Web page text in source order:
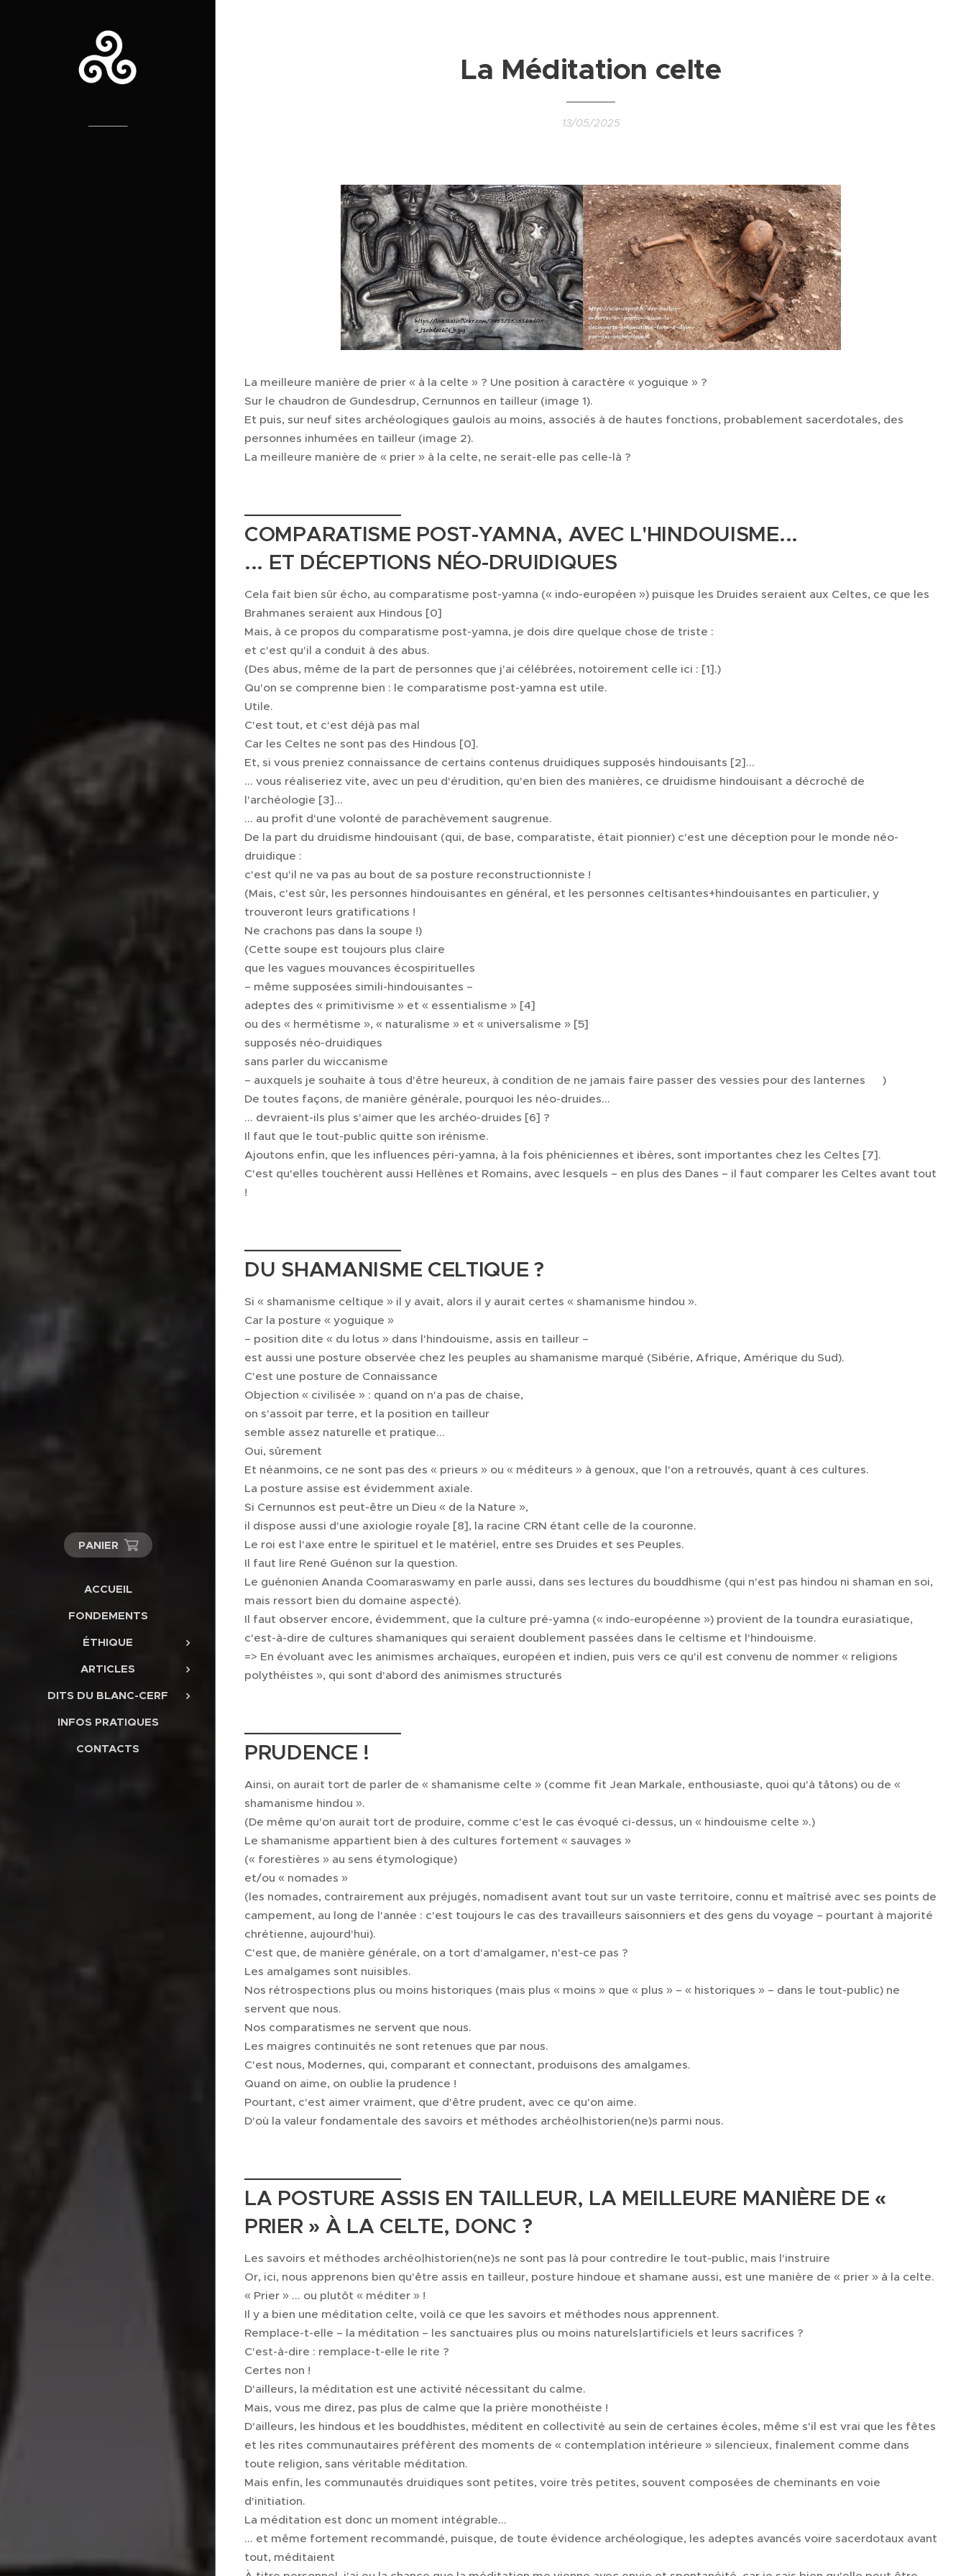
PANIER
ACCUEIL
FONDEMENTS
ÉTHIQUE
ARTICLES
DITS DU BLANC-CERF
INFOS PRATIQUES
CONTACTS
La Méditation celte
13/05/2025
La meilleure manière de prier « à la celte » ? Une position à caractère « yoguique » ?
Sur le chaudron de Gundesdrup, Cernunnos en tailleur (image 1).
Et puis, sur neuf sites archéologiques gaulois au moins, associés à de hautes fonctions, probablement sacerdotales, des
personnes inhumées en tailleur (image 2).
La meilleure manière de « prier » à la celte, ne serait-elle pas celle-là ?
COMPARATISME POST-YAMNA, AVEC L'HINDOUISME...
... ET DÉCEPTIONS NÉO-DRUIDIQUES
Cela fait bien sûr écho, au comparatisme post-yamna (« indo-européen ») puisque les Druides seraient aux Celtes, ce que les
Brahmanes seraient aux Hindous [0] 😃
Mais, à ce propos du comparatisme post-yamna, je dois dire quelque chose de triste :
et c'est qu'il a conduit à des abus.
(Des abus, même de la part de personnes que j'ai célébrées, notoirement celle ici : [1].)
Qu'on se comprenne bien : le comparatisme post-yamna est utile.
Utile.
C'est tout, et c'est déjà pas mal 😊
Car les Celtes ne sont pas des Hindous [0].
Et, si vous preniez connaissance de certains contenus druidiques supposés hindouisants [2]...
... vous réaliseriez vite, avec un peu d'érudition, qu'en bien des manières, ce druidisme hindouisant a décroché de
l'archéologie [3]...
... au profit d'une volonté de parachèvement saugrenue.
De la part du druidisme hindouisant (qui, de base, comparatiste, était pionnier) c'est une déception pour le monde néo-
druidique :
c'est qu'il ne va pas au bout de sa posture reconstructionniste !
(Mais, c'est sûr, les personnes hindouisantes en général, et les personnes celtisantes+hindouisantes en particulier, y
trouveront leurs gratifications !
Ne crachons pas dans la soupe !)
(Cette soupe est toujours plus claire 😊
que les vagues mouvances écospirituelles
– même supposées simili-hindouisantes –
adeptes des « primitivisme » et « essentialisme » [4]
ou des « hermétisme », « naturalisme » et « universalisme » [5]
supposés néo-druidiques
sans parler du wiccanisme
– auxquels je souhaite à tous d'être heureux, à condition de ne jamais faire passer des vessies pour des lanternes 😉)
De toutes façons, de manière générale, pourquoi les néo-druides...
... devraient-ils plus s'aimer que les archéo-druides [6] ?
Il faut que le tout-public quitte son irénisme.
Ajoutons enfin, que les influences péri-yamna, à la fois phéniciennes et ibères, sont importantes chez les Celtes [7].
C'est qu'elles touchèrent aussi Hellènes et Romains, avec lesquels – en plus des Danes – il faut comparer les Celtes avant tout
! 😁
DU SHAMANISME CELTIQUE ?
Si « shamanisme celtique » il y avait, alors il y aurait certes « shamanisme hindou ».
Car la posture « yoguique »
– position dite « du lotus » dans l'hindouisme, assis en tailleur –
est aussi une posture observée chez les peuples au shamanisme marqué (Sibérie, Afrique, Amérique du Sud).
C'est une posture de Connaissance 🤯
Objection « civilisée » : quand on n'a pas de chaise,
on s'assoit par terre, et la position en tailleur
semble assez naturelle et pratique...
Oui, sûrement 🥳
Et néanmoins, ce ne sont pas des « prieurs » ou « méditeurs » à genoux, que l'on a retrouvés, quant à ces cultures.
La posture assise est évidemment axiale.
Si Cernunnos est peut-être un Dieu « de la Nature »,
il dispose aussi d'une axiologie royale [8], la racine CRN étant celle de la couronne.
Le roi est l'axe entre le spirituel et le matériel, entre ses Druides et ses Peuples.
Il faut lire René Guénon sur la question.
Le guénonien Ananda Coomaraswamy en parle aussi, dans ses lectures du bouddhisme (qui n'est pas hindou ni shaman en soi,
mais ressort bien du domaine aspecté).
Il faut observer encore, évidemment, que la culture pré-yamna (« indo-européenne ») provient de la toundra eurasiatique,
c'est-à-dire de cultures shamaniques qui seraient doublement passées dans le celtisme et l'hindouisme.
=> En évoluant avec les animismes archaïques, européen et indien, puis vers ce qu'il est convenu de nommer « religions
polythéistes », qui sont d'abord des animismes structurés 🤓
PRUDENCE !
Ainsi, on aurait tort de parler de « shamanisme celte » (comme fit Jean Markale, enthousiaste, quoi qu'à tâtons) ou de «
shamanisme hindou ».
(De même qu'on aurait tort de produire, comme c'est le cas évoqué ci-dessus, un « hindouisme celte ».) 😮
Le shamanisme appartient bien à des cultures fortement « sauvages »
(« forestières » au sens étymologique)
et/ou « nomades »
(les nomades, contrairement aux préjugés, nomadisent avant tout sur un vaste territoire, connu et maîtrisé avec ses points de
campement, au long de l'année : c'est toujours le cas des travailleurs saisonniers et des gens du voyage – pourtant à majorité
chrétienne, aujourd'hui).
C'est que, de manière générale, on a tort d'amalgamer, n'est-ce pas ? 😃
Les amalgames sont nuisibles.
Nos rétrospections plus ou moins historiques (mais plus « moins » que « plus » – « historiques » – dans le tout-public) ne
servent que nous.
Nos comparatismes ne servent que nous.
Les maigres continuités ne sont retenues que par nous.
C'est nous, Modernes, qui, comparant et connectant, produisons des amalgames.
Quand on aime, on oublie la prudence ! 😄
Pourtant, c'est aimer vraiment, que d'être prudent, avec ce qu'on aime.
D'où la valeur fondamentale des savoirs et méthodes archéo|historien(ne)s parmi nous.
LA POSTURE ASSIS EN TAILLEUR, LA MEILLEURE MANIÈRE DE «
PRIER » À LA CELTE, DONC ?
Les savoirs et méthodes archéo|historien(ne)s ne sont pas là pour contredire le tout-public, mais l'instruire 🥸
Or, ici, nous apprenons bien qu'être assis en tailleur, posture hindoue et shamane aussi, est une manière de « prier » à la celte.
« Prier » ... ou plutôt « méditer » !
Il y a bien une méditation celte, voilà ce que les savoirs et méthodes nous apprennent.
Remplace-t-elle – la méditation – les sanctuaires plus ou moins naturels|artificiels et leurs sacrifices ?
C'est-à-dire : remplace-t-elle le rite ?
Certes non ! 😄
D'ailleurs, la méditation est une activité nécessitant du calme.
Mais, vous me direz, pas plus de calme que la prière monothéiste !
D'ailleurs, les hindous et les bouddhistes, méditent en collectivité au sein de certaines écoles, même s'il est vrai que les fêtes
et les rites communautaires préfèrent des moments de « contemplation intérieure » silencieux, finalement comme dans
toute religion, sans véritable méditation.
Mais enfin, les communautés druidiques sont petites, voire très petites, souvent composées de cheminants en voie
d'initiation.
La méditation est donc un moment intégrable...
... et même fortement recommandé, puisque, de toute évidence archéologique, les adeptes avancés voire sacerdotaux avant
tout, méditaient 😁